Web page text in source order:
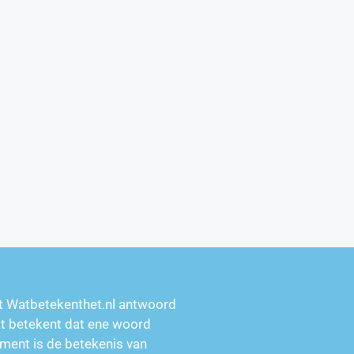
Watbetekenthet.nl antwoord
betekent dat ene woord
is de betekenis van